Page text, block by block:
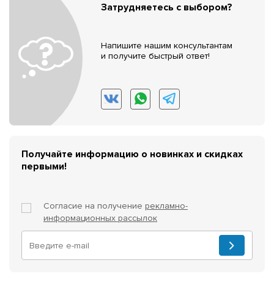
Затрудняетесь с выбором?
Напишите нашим консультантам
и получите быстрый ответ!
Получайте информацию о новинках и скидках
первыми!
Согласие на получение рекламно-
информационных рассылок